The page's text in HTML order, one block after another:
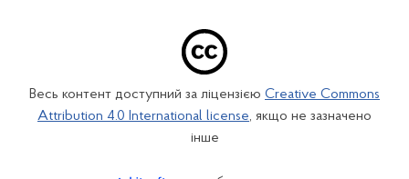
Весь контент доступний за ліцензією Creative Commons
Attribution 4.0 International license, якщо не зазначено
інше